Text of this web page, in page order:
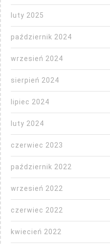
luty 2025
październik 2024
wrzesień 2024
sierpień 2024
lipiec 2024
luty 2024
czerwiec 2023
październik 2022
wrzesień 2022
czerwiec 2022
kwiecień 2022